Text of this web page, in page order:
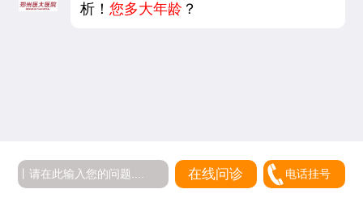
析！您多大年龄 ？
在线问诊 电话挂号
5